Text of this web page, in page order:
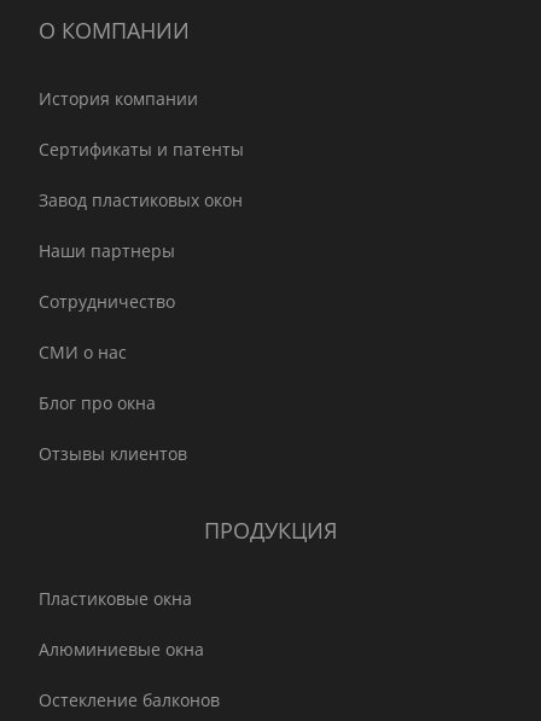
О КОМПАНИИ
История компании
Сертификаты и патенты
Завод пластиковых окон
Наши партнеры
Сотрудничество
СМИ о нас
Блог про окна
Отзывы клиентов
ПРОДУКЦИЯ
Пластиковые окна
Алюминиевые окна
Остекление балконов